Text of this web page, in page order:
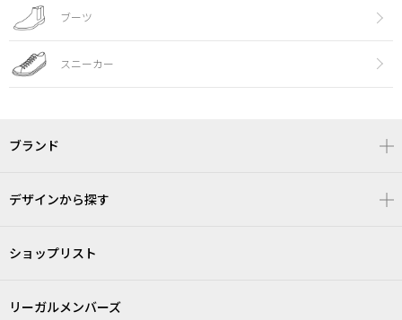
ブーツ
スニーカー
ブランド
デザインから探す
ショップリスト
リーガルメンバーズ